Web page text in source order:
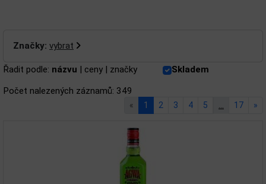
Značky: vybrat
Řadit podle: názvu | ceny | značky
Skladem
Počet nalezených záznamů: 349
« 1 2 3 4 5 17 »